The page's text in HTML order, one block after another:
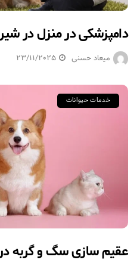
دامپزشکی در منزل در
میعاد حسنی 23/11/2025
خدمات حیوانات
عقیم سازی سگ و گربه